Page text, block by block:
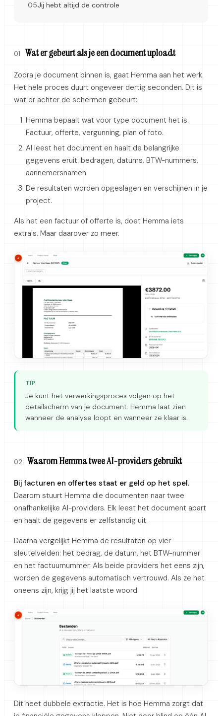
Jij hebt altijd de controle
01 Wat er gebeurt als je een document uploadt
Zodra je document binnen is, gaat Hemma aan het werk.
Het hele proces duurt ongeveer dertig seconden. Dit is
wat er achter de schermen gebeurt:
Hemma bepaalt wat voor type document het is.
Factuur, offerte, vergunning, plan of foto.
AI leest het document en haalt de belangrijke
gegevens eruit: bedragen, datums, BTW-nummers,
aannemersnamen.
De resultaten worden opgeslagen en verschijnen in je
project.
Als het een factuur of offerte is, doet Hemma iets
extra's. Maar daarover zo meer.
TIP
Je kunt het verwerkingsproces volgen op het
detailscherm van je document. Hemma laat zien
wanneer de analyse loopt en wanneer ze klaar is.
02 Waarom Hemma twee AI-providers gebruikt
Bij facturen en offertes staat er geld op het spel.
Daarom stuurt Hemma die documenten naar twee
onafhankelijke AI-providers. Elk leest het document apart
en haalt de gegevens er zelfstandig uit.
Daarna vergelijkt Hemma de resultaten op vier
sleutelvelden: het bedrag, de datum, het BTW-nummer
en het factuurnummer. Als beide providers het eens zijn,
worden de gegevens automatisch vertrouwd. Als ze het
oneens zijn, krijg jij het laatste woord.
Dit heet dubbele extractie. Het is hoe Hemma zorgt dat